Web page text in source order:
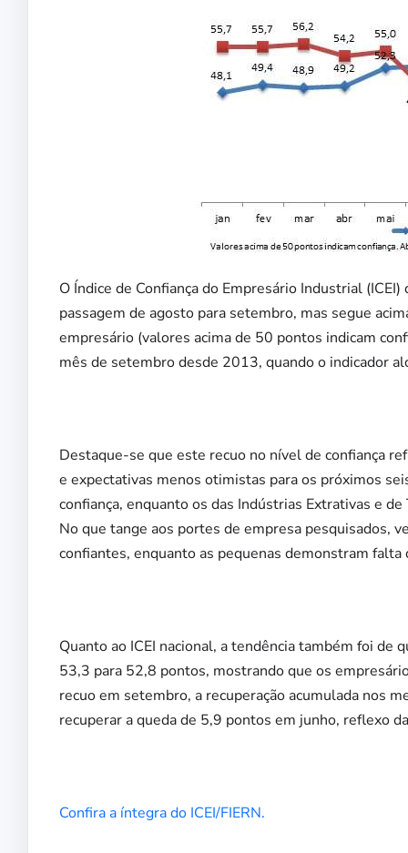
O Índice de Confiança do Empresário Industrial
passagem de agosto para setembro, mas segue
empresário (valores acima de 50 pontos indicam
mês de setembro desde 2013, quando o indicador
Destaque-se que este recuo no nível de confiança
e expectativas menos otimistas para os próximos
confiança, enquanto os das Indústrias Extrativas e
No que tange aos portes de empresa pesquisados,
confiantes, enquanto as pequenas demonstram falta
Quanto ao ICEI nacional, a tendência também foi de
53,3 para 52,8 pontos, mostrando que os
recuo em setembro, a recuperação acumulada nos
recuperar a queda de 5,9 pontos em junho, reflexo
Confira a íntegra do ICEI/FIERN.